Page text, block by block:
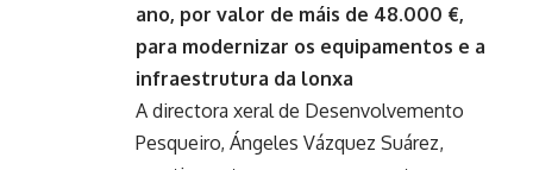
ano, por valor de máis de 48.000 €,
para modernizar os equipamentos e a
infraestrutura da lonxa
A directora xeral de Desenvolvemento
Pesqueiro, Ángeles Vázquez Suárez,